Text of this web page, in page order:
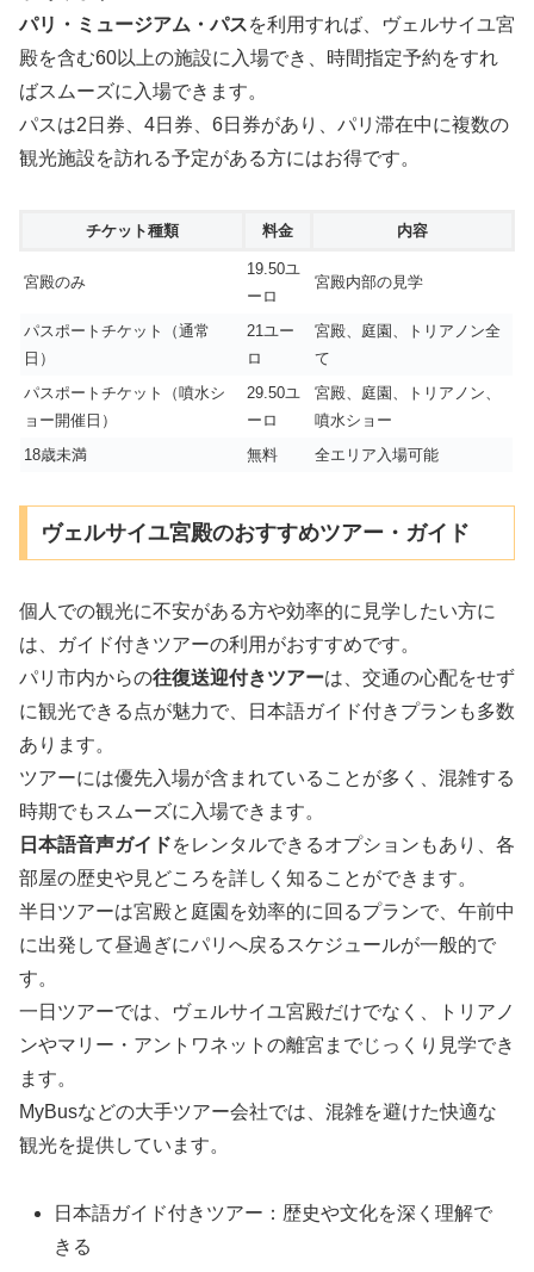
パリ・ミュージアム・パスを利用すれば、ヴェルサイユ宮
殿を含む60以上の施設に入場でき、時間指定予約をすれ
ばスムーズに入場できます。
パスは2日券、4日券、6日券があり、パリ滞在中に複数の
観光施設を訪れる予定がある方にはお得です。
チケット種類 料金 内容
宮殿のみ
19.50ユ
ーロ
宮殿内部の見学
パスポートチケット（通常
日）
21ユー
ロ
宮殿、庭園、トリアノン全
て
パスポートチケット（噴水シ
ョー開催日）
29.50ユ
ーロ
宮殿、庭園、トリアノン、
噴水ショー
18歳未満
無料 全エリア入場可能
ヴェルサイユ宮殿のおすすめツアー・ガイド
個人での観光に不安がある方や効率的に見学したい方に
は、ガイド付きツアーの利用がおすすめです。
パリ市内からの往復送迎付きツアーは、交通の心配をせず
に観光できる点が魅力で、日本語ガイド付きプランも多数
あります。
ツアーには優先入場が含まれていることが多く、混雑する
時期でもスムーズに入場できます。
日本語音声ガイドをレンタルできるオプションもあり、各
部屋の歴史や見どころを詳しく知ることができます。
半日ツアーは宮殿と庭園を効率的に回るプランで、午前中
に出発して昼過ぎにパリへ戻るスケジュールが一般的で
す。
一日ツアーでは、ヴェルサイユ宮殿だけでなく、トリアノ
ンやマリー・アントワネットの離宮までじっくり見学でき
ます。
MyBusなどの大手ツアー会社では、混雑を避けた快適な
観光を提供しています。
日本語ガイド付きツアー：歴史や文化を深く理解で
きる